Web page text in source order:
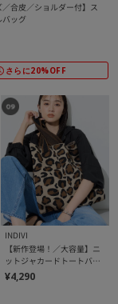
／合皮／ショルダー付】ス
バッグ
さらに20%OFF
INDIVI
【新作登場！／大容量】ニ
ットジャカードトートバッ
グ
¥4,290